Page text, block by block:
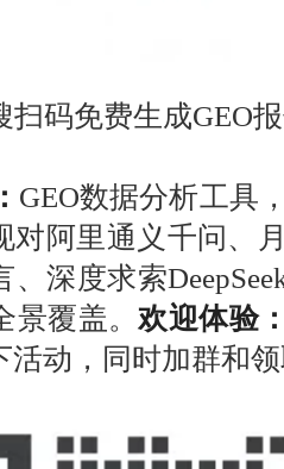
扫码免费生成GEO
GEO数据分析工具
对阿里通义千问、
、深度求索
景覆盖。欢迎体验
活动，同时加群和